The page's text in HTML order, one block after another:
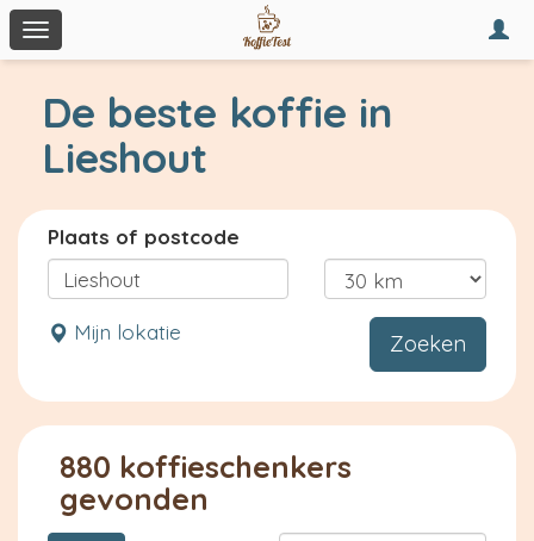
Toggle
navigation
De beste koffie in
Lieshout
Plaats of postcode
Mijn lokatie Zoeken
880 koffieschenkers
gevonden